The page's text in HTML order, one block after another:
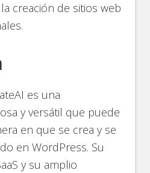
creación de sitios web
es una
y versátil que puede
en que se crea y se
en WordPress. Su
y su amplio